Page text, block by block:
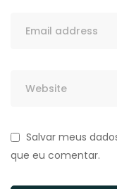
Salvar meus
que eu comentar.